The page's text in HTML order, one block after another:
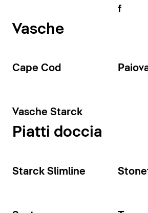
f
Vasche
Cape Cod
Vasche Starck
Piatti doccia
Starck Slimline